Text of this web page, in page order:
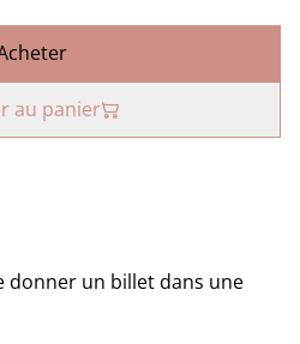
au panier
donner un billet dans une